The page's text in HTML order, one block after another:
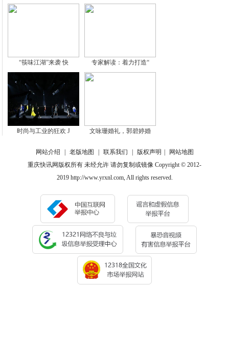
“筷味江湖”来袭 快 专家解读：着力打造“
时尚与工业的狂欢 J 文咏珊婚礼，郭碧婷婚
网站介绍 老版地图 联系我们 版权声明
网站地图
重庆快讯网版权所有 未经允许 请勿复制或镜像 Copyright © 2012-
2019 http://www.yrxnl.com, All rights reserved.